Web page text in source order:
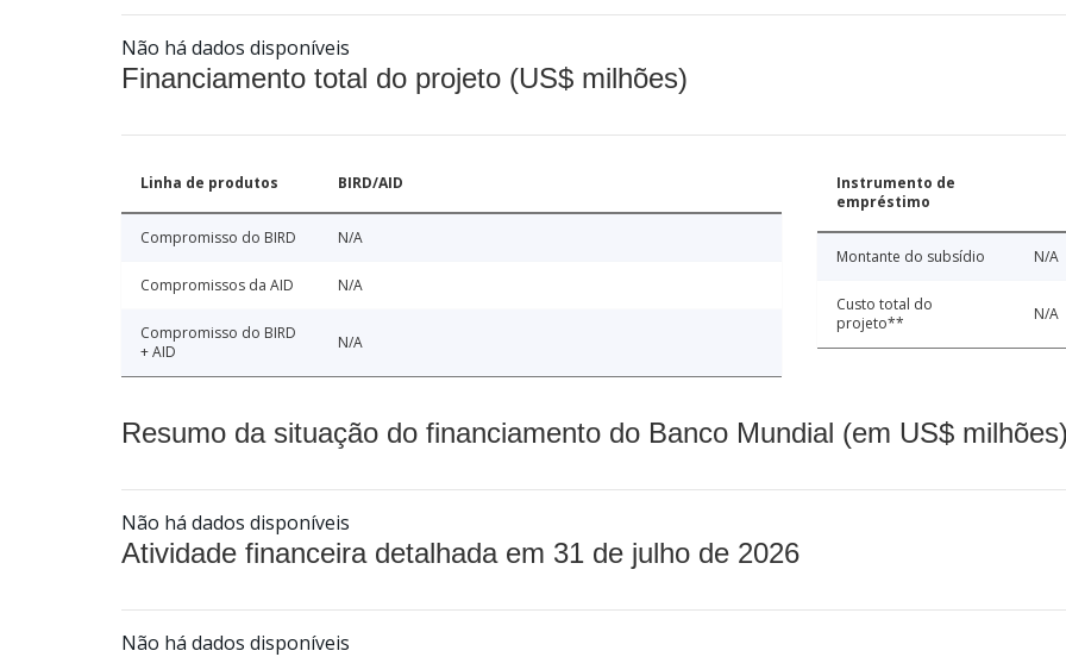
Não há dados disponíveis
Financiamento total do projeto (US$ milhões)
Linha de produtos BIRD/AID
Compromisso do BIRD N/A
Compromissos da AID N/A
Compromisso do BIRD
+ AID
N/A
Instrumento de
empréstimo
Montante do subsídio N/A
Custo total do
projeto**
N/A
Resumo da situação do financiamento do Banco Mundial (em US$
Não há dados disponíveis
Atividade financeira detalhada em 31 de julho de 2026
Não há dados disponíveis